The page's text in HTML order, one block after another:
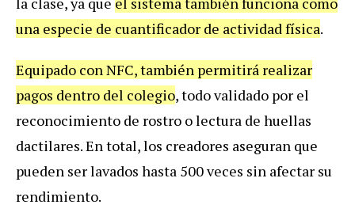
una especie de cuantificador de actividad física.
Equipado con NFC, también permitirá realizar
pagos dentro del colegio, todo validado por el
reconocimiento de rostro o lectura de huellas
dactilares. En total, los creadores aseguran que
pueden ser lavados hasta 500 veces sin afectar su
rendimiento.